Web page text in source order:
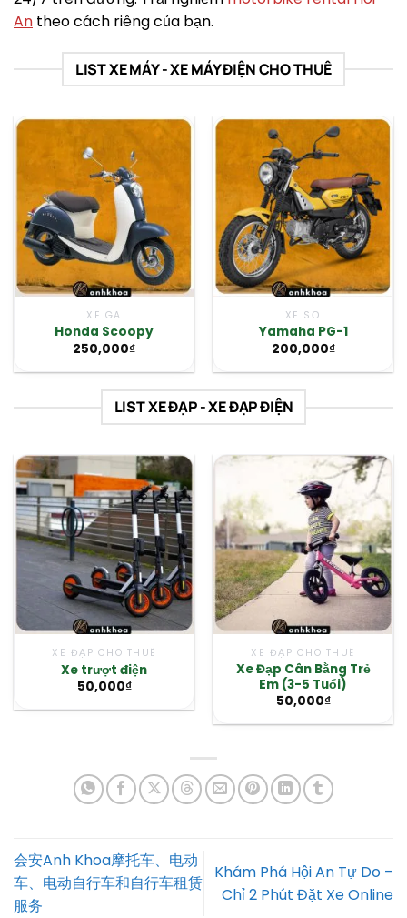
An theo cách riêng của bạn.
LIST XE MÁY - XE MÁY ĐIỆN CHO THUÊ
XE GA
Honda Scoopy
250,000₫
XE SỐ
Yamaha PG-1
200,000₫
LIST XE ĐẠP - XE ĐẠP ĐIỆN
XE ĐẠP CHO THUÊ
Xe trượt điện
50,000₫
XE ĐẠP CHO THUÊ
Xe Đạp Cân Bằng Trẻ
Em (3-5 Tuổi)
50,000₫
会安Anh Khoa摩托车、电动
车、电动自行车和自行车租赁
服务
Khám Phá Hội An Tự Do –
Chỉ 2 Phút Đặt Xe Online